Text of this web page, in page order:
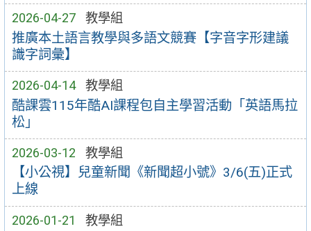
2026-04-27 教學組
推廣本土語言教學與多語文競賽【字音字形建議
識字詞彙】
2026-04-14 教學組
酷課雲115年酷AI課程包自主學習活動「英語馬拉
松」
2026-03-12 教學組
【小公視】兒童新聞《新聞超小號》3/6(五)正式
上線
2026-01-21 教學組